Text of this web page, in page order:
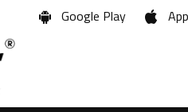
Google Play